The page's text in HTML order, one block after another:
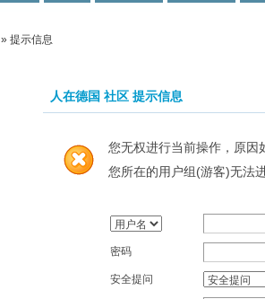
» 提示信息
人在德国 社区 提示信息
您无权进行当前操作，原因
您所在的用户组(游客)无法
密码
安全提问